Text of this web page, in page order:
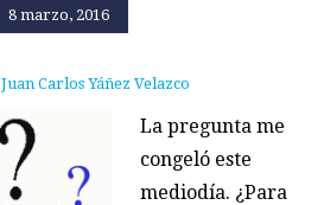
8 marzo, 2016
Juan Carlos Yáñez Velazco
La pregunta me
congeló este
mediodía. ¿Para